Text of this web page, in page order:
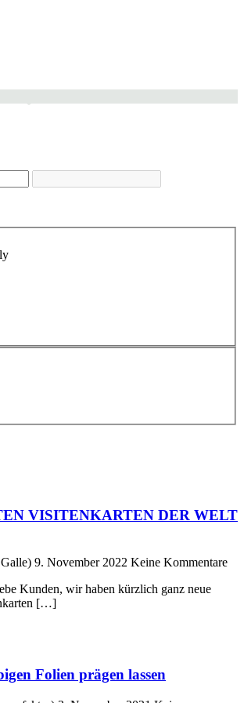
VISITENKARTEN DER WELT
9. November 2022 Keine Kommentare
Kunden, wir haben kürzlich ganz neue
[…]
Folien prägen lassen